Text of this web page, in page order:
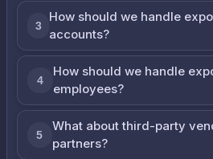
3
How should we handle
accounts?
4
How should we handle
employees?
5
What about third-party
partners?